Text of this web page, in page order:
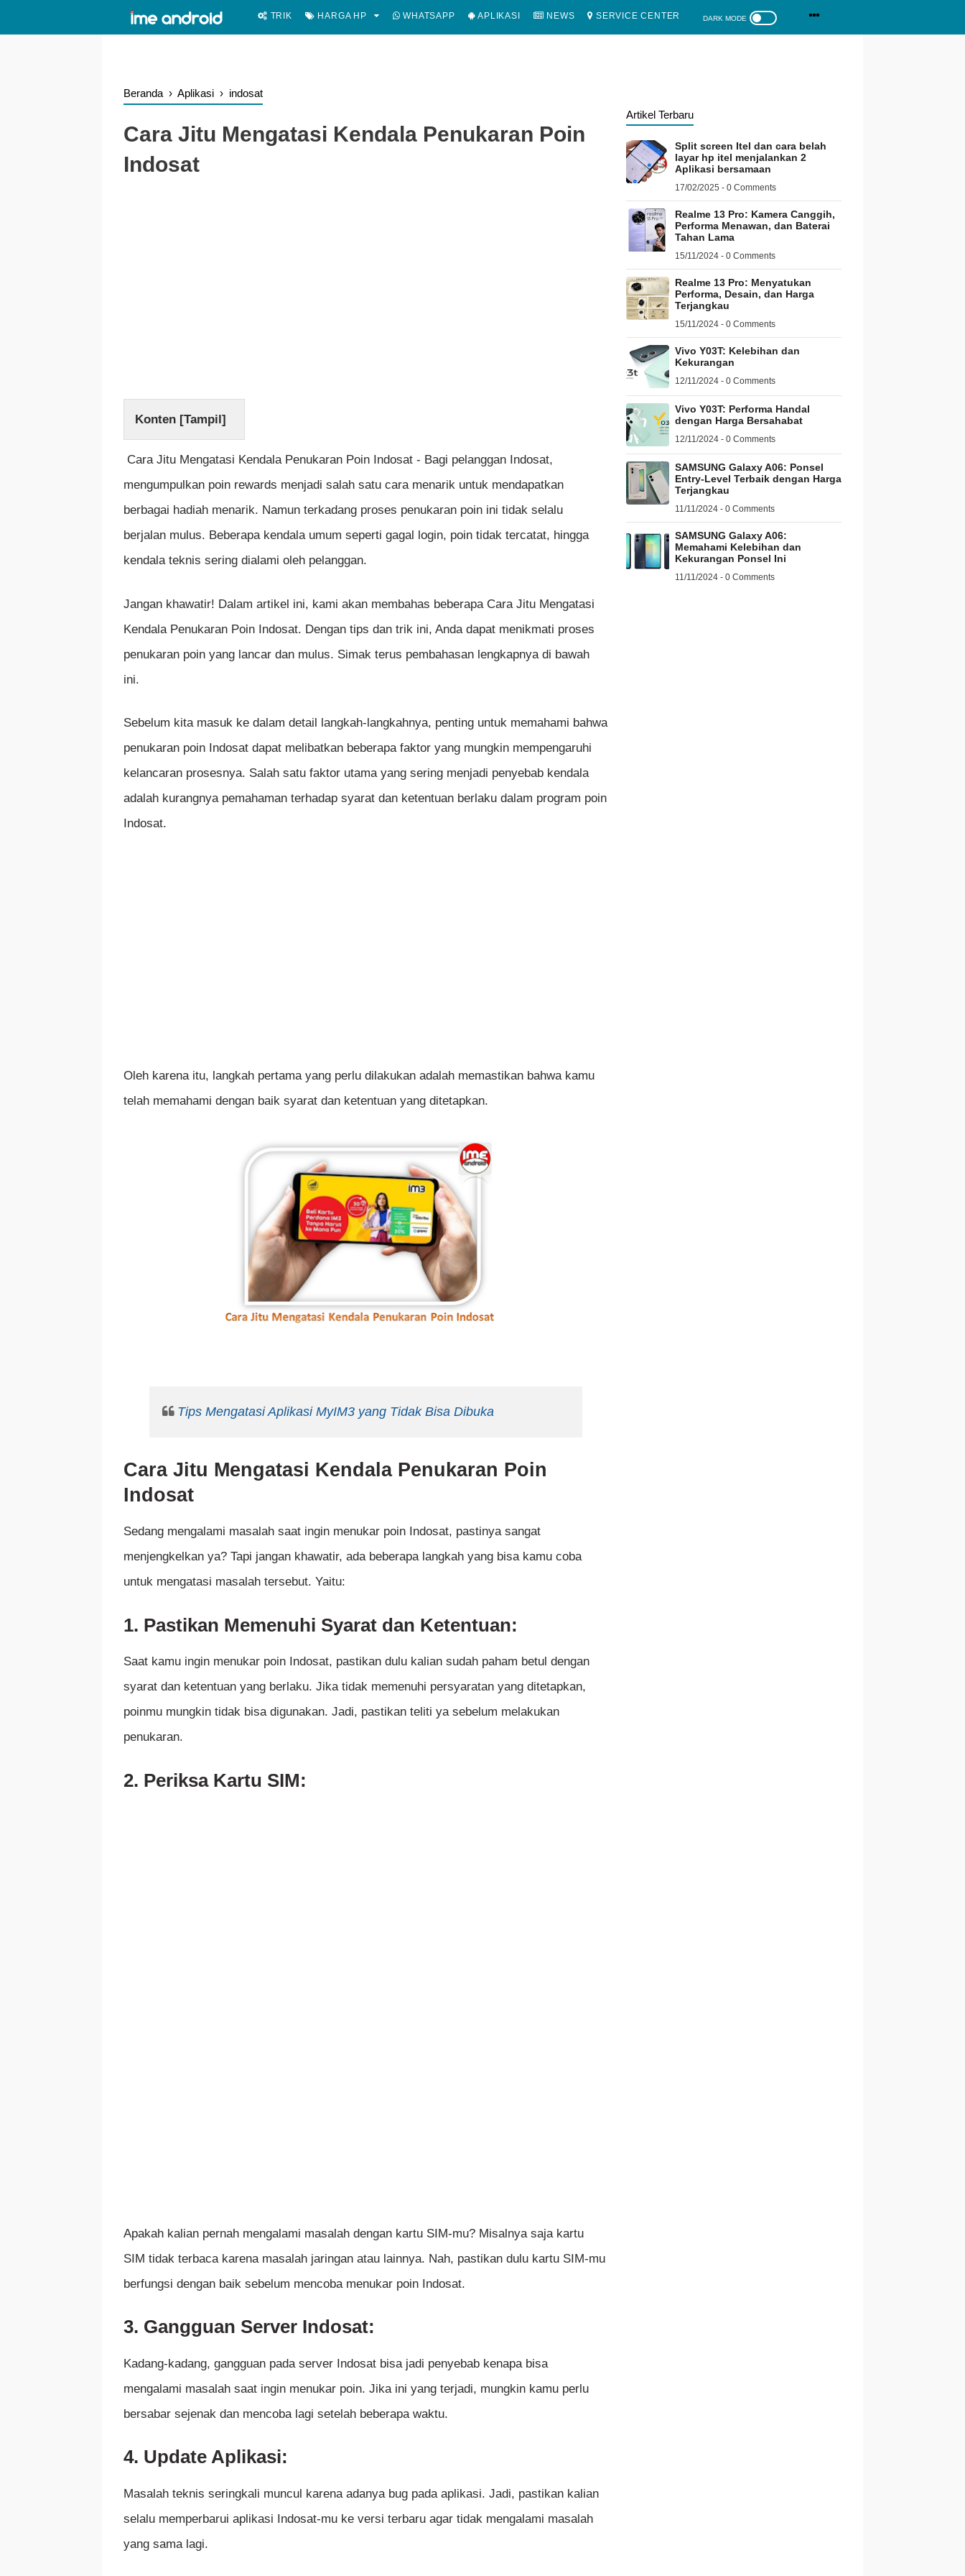
TRIK HARGA HP WHATSAPP APLIKASI NEWS SERVICE CENTER
Beranda › Aplikasi › indosat
Cara Jitu Mengatasi Kendala Penukaran Poin
Indosat
Konten [Tampil]
Cara Jitu Mengatasi Kendala Penukaran Poin Indosat - Bagi pelanggan Indosat,
mengumpulkan poin rewards menjadi salah satu cara menarik untuk mendapatkan
berbagai hadiah menarik. Namun terkadang proses penukaran poin ini tidak selalu
berjalan mulus. Beberapa kendala umum seperti gagal login, poin tidak tercatat, hingga
kendala teknis sering dialami oleh pelanggan.
Jangan khawatir! Dalam artikel ini, kami akan membahas beberapa Cara Jitu Mengatasi
Kendala Penukaran Poin Indosat. Dengan tips dan trik ini, Anda dapat menikmati proses
penukaran poin yang lancar dan mulus. Simak terus pembahasan lengkapnya di bawah
ini.
Sebelum kita masuk ke dalam detail langkah-langkahnya, penting untuk memahami bahwa
penukaran poin Indosat dapat melibatkan beberapa faktor yang mungkin mempengaruhi
kelancaran prosesnya. Salah satu faktor utama yang sering menjadi penyebab kendala
adalah kurangnya pemahaman terhadap syarat dan ketentuan berlaku dalam program poin
Indosat.
Oleh karena itu, langkah pertama yang perlu dilakukan adalah memastikan bahwa kamu
telah memahami dengan baik syarat dan ketentuan yang ditetapkan.
Tips Mengatasi Aplikasi MyIM3 yang Tidak Bisa Dibuka
Cara Jitu Mengatasi Kendala Penukaran Poin
Indosat
Sedang mengalami masalah saat ingin menukar poin Indosat, pastinya sangat
menjengkelkan ya? Tapi jangan khawatir, ada beberapa langkah yang bisa kamu coba
untuk mengatasi masalah tersebut. Yaitu:
1. Pastikan Memenuhi Syarat dan Ketentuan:
Saat kamu ingin menukar poin Indosat, pastikan dulu kalian sudah paham betul dengan
syarat dan ketentuan yang berlaku. Jika tidak memenuhi persyaratan yang ditetapkan,
poinmu mungkin tidak bisa digunakan. Jadi, pastikan teliti ya sebelum melakukan
penukaran.
2. Periksa Kartu SIM:
Apakah kalian pernah mengalami masalah dengan kartu SIM-mu? Misalnya saja kartu
SIM tidak terbaca karena masalah jaringan atau lainnya. Nah, pastikan dulu kartu SIM-mu
berfungsi dengan baik sebelum mencoba menukar poin Indosat.
3. Gangguan Server Indosat:
Kadang-kadang, gangguan pada server Indosat bisa jadi penyebab kenapa bisa
mengalami masalah saat ingin menukar poin. Jika ini yang terjadi, mungkin kamu perlu
bersabar sejenak dan mencoba lagi setelah beberapa waktu.
4. Update Aplikasi:
Masalah teknis seringkali muncul karena adanya bug pada aplikasi. Jadi, pastikan kalian
selalu memperbarui aplikasi Indosat-mu ke versi terbaru agar tidak mengalami masalah
yang sama lagi.
Artikel Terbaru
Split screen Itel dan cara belah
layar hp itel menjalankan 2
Aplikasi bersamaan
17/02/2025 - 0 Comments
Realme 13 Pro: Kamera Canggih,
Performa Menawan, dan Baterai
Tahan Lama
15/11/2024 - 0 Comments
Realme 13 Pro: Menyatukan
Performa, Desain, dan Harga
Terjangkau
15/11/2024 - 0 Comments
Vivo Y03T: Kelebihan dan
Kekurangan
12/11/2024 - 0 Comments
Vivo Y03T: Performa Handal
dengan Harga Bersahabat
12/11/2024 - 0 Comments
SAMSUNG Galaxy A06: Ponsel
Entry-Level Terbaik dengan Harga
Terjangkau
11/11/2024 - 0 Comments
SAMSUNG Galaxy A06:
Memahami Kelebihan dan
Kekurangan Ponsel Ini
11/11/2024 - 0 Comments